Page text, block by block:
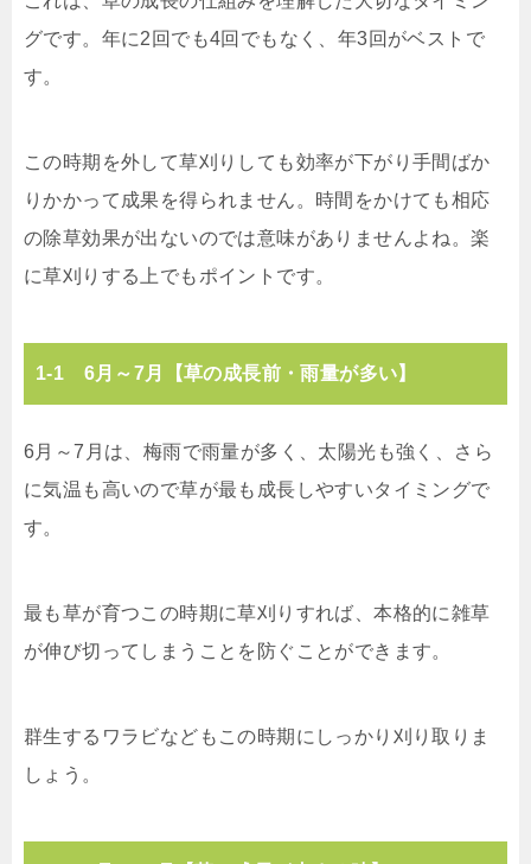
グです。年に2回でも4回でもなく、年3回がベストで
す。
この時期を外して草刈りしても効率が下がり手間ばか
りかかって成果を得られません。時間をかけても相応
の除草効果が出ないのでは意味がありませんよね。楽
に草刈りする上でもポイントです。
1-1 6月～7月【草の成長前・雨量が多い】
6月～7月は、梅雨で雨量が多く、太陽光も強く、さら
に気温も高いので草が最も成長しやすいタイミングで
す。
最も草が育つこの時期に草刈りすれば、本格的に雑草
が伸び切ってしまうことを防ぐことができます。
群生するワラビなどもこの時期にしっかり刈り取りま
しょう。